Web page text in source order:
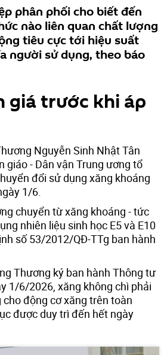
phân phối cho biết đến
nào liên quan chất lượng
tiêu cực tới hiệu suất
người sử dụng, theo báo
giá trước khi áp
Nguyễn Sinh Nhật Tân
giáo - Dân vận Trung ương tổ
đổi sử dụng xăng khoáng
1/6.
chuyển từ xăng khoáng - tức
nhiên liệu sinh học E5 và E10
số 53/2012/QĐ-TTg ban hành
Thương ký ban hành Thông tư
1/6/2026, xăng không chì phải
động cơ xăng trên toàn
được duy trì đến hết ngày